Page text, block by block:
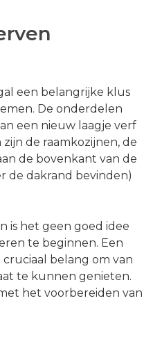
een belangrijke klus
De onderdelen
een nieuw laagje verf
de raamkozijnen, de
de bovenkant van de
de dakrand bevinden)
is het geen goed idee
te beginnen. Een
belang om van
te kunnen genieten.
het voorbereiden van